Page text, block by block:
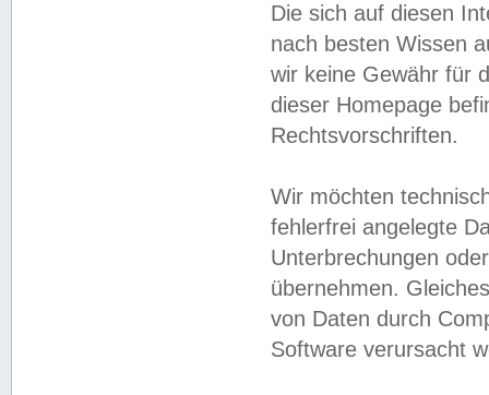
Die sich auf diesen
nach besten Wissen
wir keine Gewähr für
dieser Homepage
Rechtsvorschriften.
Wir möchten
fehlerfrei angelegte
Unterbrechungen
übernehmen.
von Daten durch
Software verursacht